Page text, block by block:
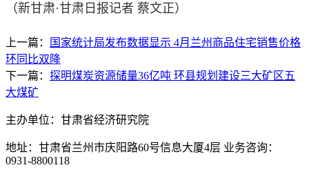
（新甘肃·甘肃日报记者 蔡文正）
上一篇：
国家统计局发布数据显示 4月兰州商品住宅销售价格
环同比双降
下一篇： 探明煤炭资源储量36亿吨 环县规划建设三大矿区五
大煤矿
主办单位：甘肃省经济研究院
地址：甘肃省兰州市庆阳路60号信息大厦4层 业务咨询：
0931-8800118